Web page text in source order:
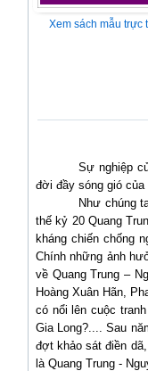
Xem sách mẫu trực
Sự nghiệp
đời đầy sóng gió
Như chúng
thế kỷ 20 Quang
kháng chiến chống
Chính những ảnh
về Quang Trung –
Hoàng Xuân Hãn,
có nổi lên cuộc
Gia Long?.... Sau
đợt khảo sát điền
là Quang Trung -